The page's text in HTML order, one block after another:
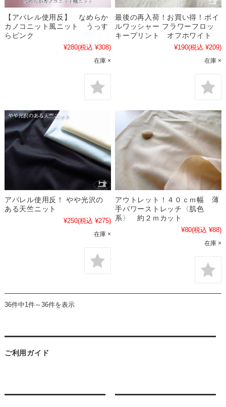
【アパレル使用反】 なめらか
カノコニット風ニット うっす
らピンク
¥280(税込 ¥308)
在庫 ×
最後の再入荷！お買い得！ボイ
ルワッシャー フラワーフロッ
キープリント オフホワイト
¥190(税込 ¥209)
在庫 ×
アパレル使用反！ やや光沢の
ある天竺ニット
¥250(税込 ¥275)
在庫 ×
アウトレット！４０ｃｍ幅 薄
手パワーストレッチ〈肌色
系〉 約２ｍカット
¥80(税込 ¥88)
在庫 ×
36件中1件～36件を表示
ご利用ガイド